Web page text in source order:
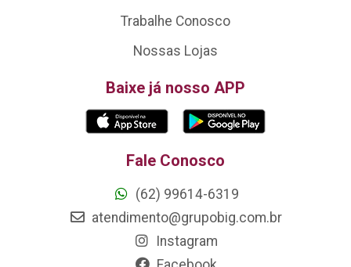
Trabalhe Conosco
Nossas Lojas
Baixe já nosso APP
Fale Conosco
(62) 99614-6319
atendimento@grupobig.com.br
Instagram